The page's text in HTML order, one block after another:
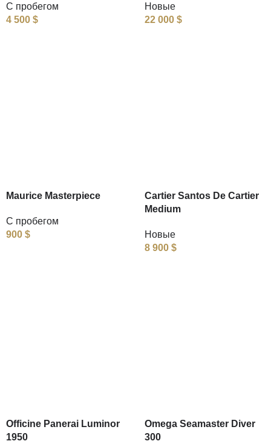
С пробегом
4 500 $
Новые
22 000 $
Maurice Masterpiece
С пробегом
900 $
Cartier Santos De Cartier
Medium
Новые
8 900 $
Officine Panerai Luminor
1950
Omega Seamaster Diver
300